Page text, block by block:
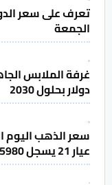
تعرف على سعر
الجمعة
دولار بحلول 2030
عيار 21 يسجل 5980 جنيها